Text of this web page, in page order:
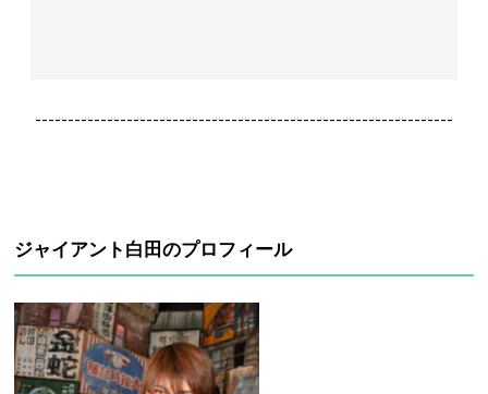
----------------------------------------------------------------
ジャイアント白田のプロフィール